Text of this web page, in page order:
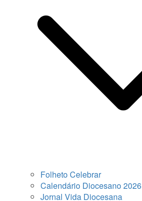
Folheto Celebrar
Calendário Diocesano 2026
Jornal Vida Diocesana